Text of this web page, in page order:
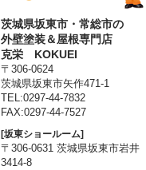
茨城県坂東市・常総市の
外壁塗装＆屋根専門店
克栄 KOKUEI
〒306-0624
茨城県坂東市矢作471-1
TEL:0297-44-7832
FAX:0297-44-7527
[坂東ショールーム]
〒306-0631 茨城県坂東市岩井
3414-8